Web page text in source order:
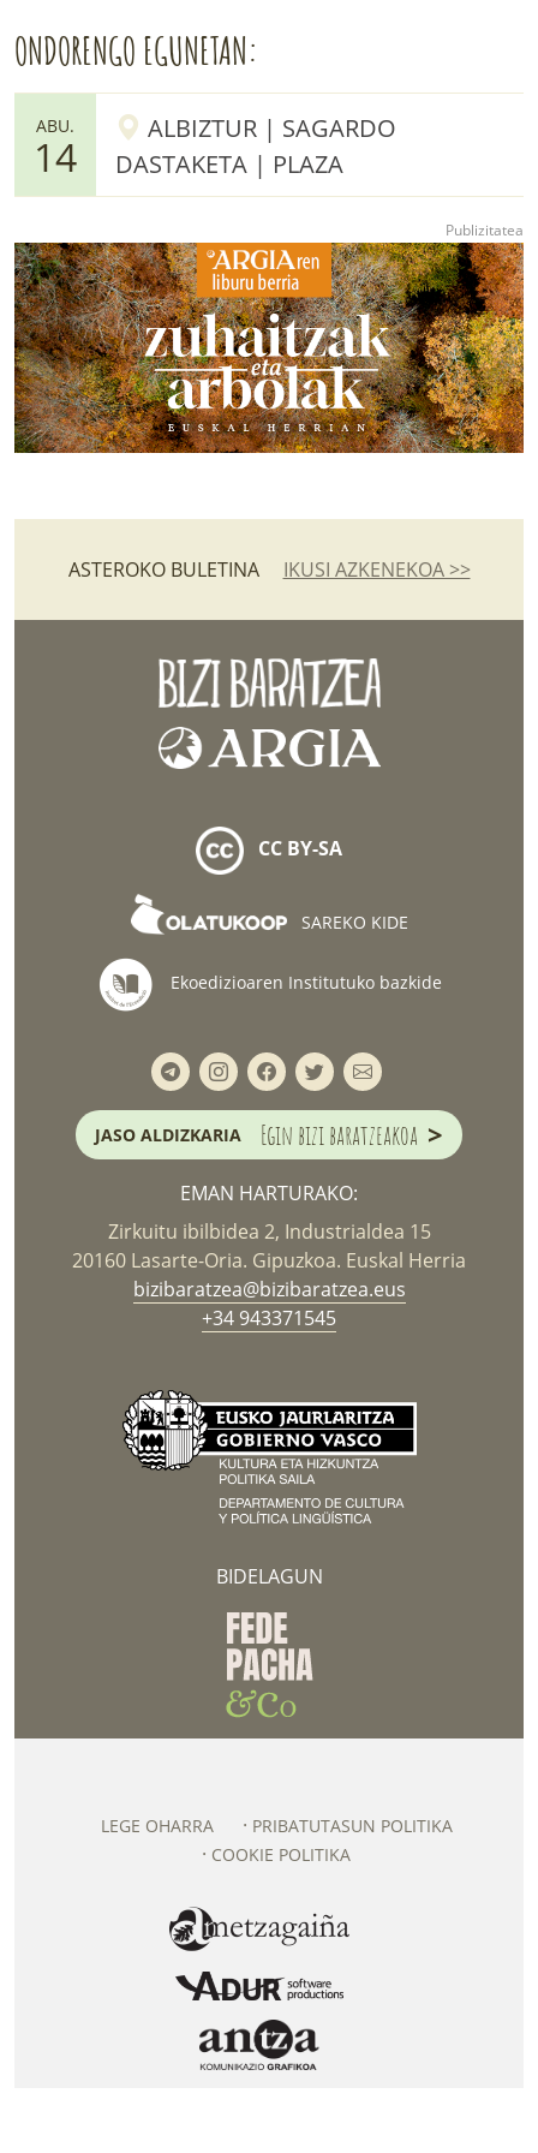
ONDORENGO EGUNETAN:
ABU.
14
ALBIZTUR | SAGARDO
DASTAKETA | PLAZA
ASTEROKO BULETINA IKUSI AZKENEKOA >>
CC BY-SA
SAREKO KIDE
Ekoedizioaren Institutuko bazkide
JASO ALDIZKARIA Egin bizi baratzeakoa >
EMAN HARTURAKO:
Zirkuitu ibilbidea 2, Industrialdea 15
20160 Lasarte-Oria. Gipuzkoa. Euskal Herria
bizibaratzea@bizibaratzea.eus
+34 943371545
BIDELAGUN
LEGE OHARRA
PRIBATUTASUN POLITIKA
COOKIE POLITIKA